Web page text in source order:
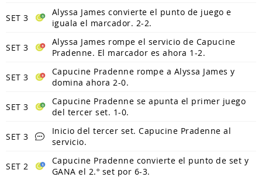
SET 3
Alyssa James convierte el punto de juego e
iguala el marcador. 2-2.
SET 3
Alyssa James rompe el servicio de Capucine
Pradenne. El marcador es ahora 1-2.
SET 3
Capucine Pradenne rompe a Alyssa James y
domina ahora 2-0.
SET 3
Capucine Pradenne se apunta el primer juego
del tercer set. 1-0.
SET 3
Inicio del tercer set. Capucine Pradenne al
servicio.
SET 2
Capucine Pradenne convierte el punto de set y
GANA el 2.º set por 6-3.